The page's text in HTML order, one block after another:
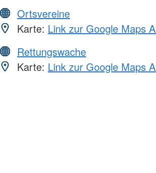
Ortsvereine
Karte: Link zur Google Maps
Rettungswache
Karte: Link zur Google Maps